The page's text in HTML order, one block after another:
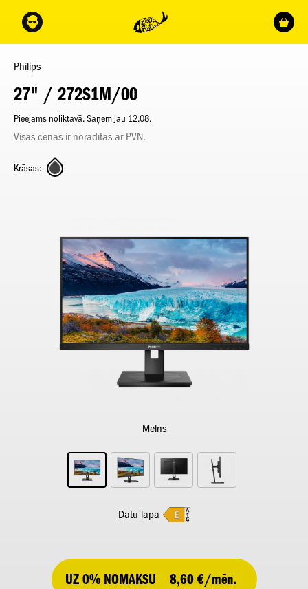
Philips
27" / 272S1M/00
Pieejams noliktavā. Saņem jau 12.08.
Visas cenas ir norādītas ar PVN.
Krāsas:
Melns
Datu lapa
UZ 0% NOMAKSU 8,60 €/mēn.